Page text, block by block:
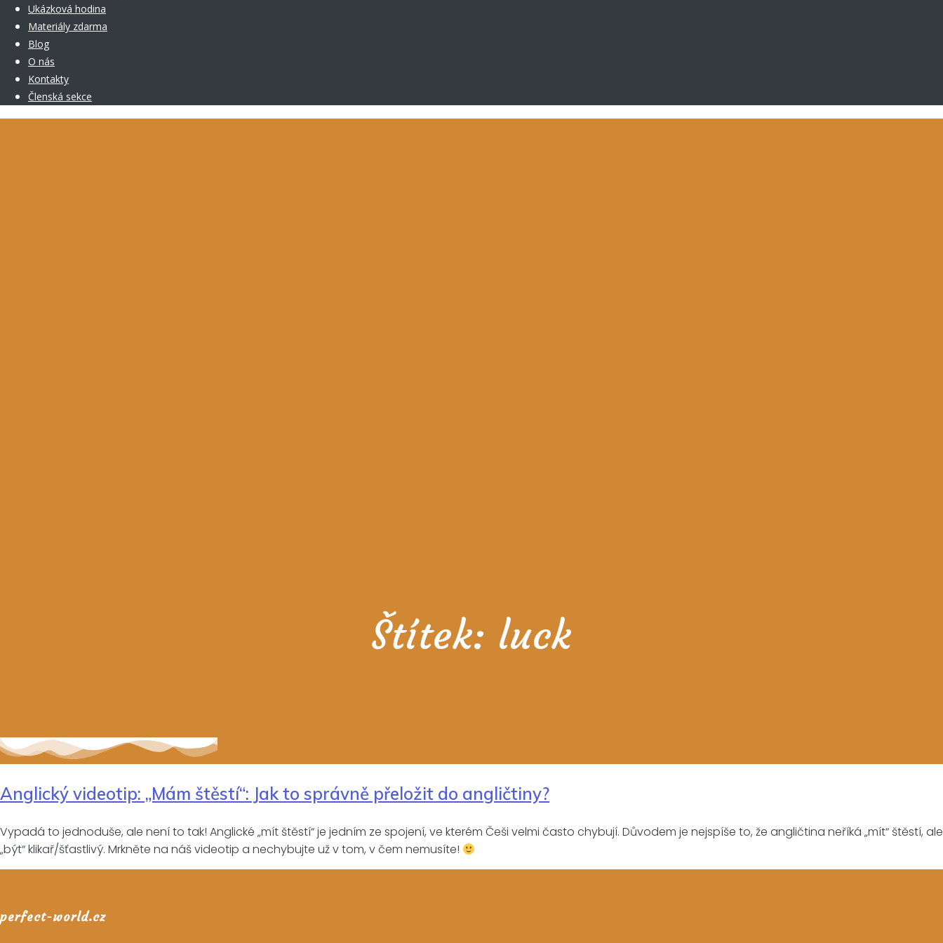
Ukázková hodina
Materiály zdarma
Blog
O nás
Kontakty
Členská sekce
Štítek: luck
Anglický videotip: „Mám štěstí“: Jak to správně přeložit do angličtiny?
Vypadá to jednoduše, ale není to tak! Anglické „mít štěstí“ je jedním ze spojení, ve kterém Češi velmi často chybují. Důvodem je nejspíše to, že angličtina neříká „mít“ štěstí, ale
„být“ klikař/šťastlivý. Mrkněte na náš videotip a nechybujte už v tom, v čem nemusíte!
perfect-world.cz